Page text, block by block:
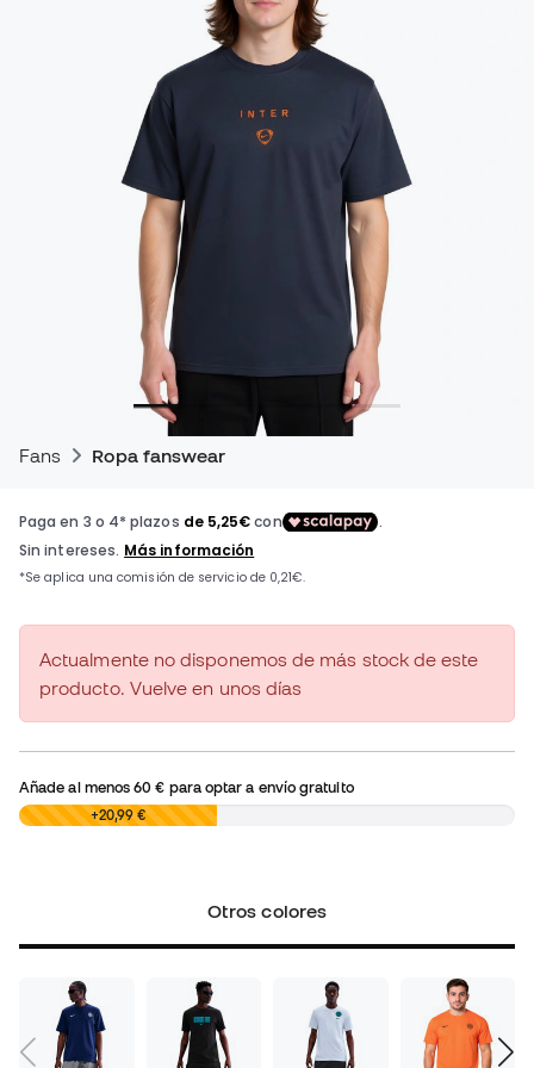
Fans Ropa fanswear
Actualmente no disponemos de más stock de este
producto. Vuelve en unos días
Añade al menos60 € para optar a envío gratuito
0,00 € +20,99 €
Otros colores